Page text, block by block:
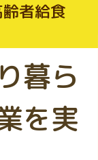
者給食
暮ら
を実